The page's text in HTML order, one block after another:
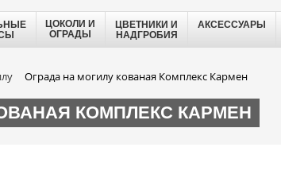
ЦОКОЛИ И
ОГРАДЫ
ЦВЕТНИКИ И
НАДГРОБИЯ
АКСЕССУАРЫ
Ограда на могилу кованая Комплекс Кармен
КОМПЛЕКС КАРМЕН